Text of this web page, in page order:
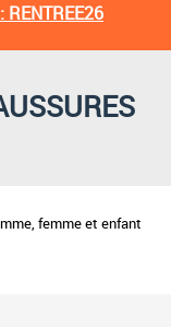
RENTREE26
femme et enfant